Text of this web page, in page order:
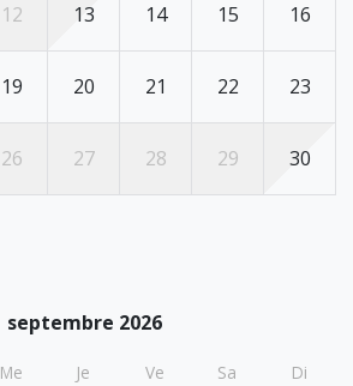
12 13 14 15 16
19 20 21 22 23
26 27 28 29 30
septembre 2026
Me Je Ve Sa Di